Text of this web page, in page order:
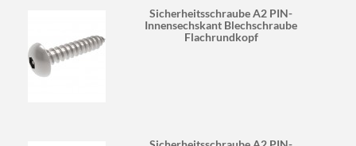
Sicherheitsschraube A2 PIN-
Innensechskant Blechschraube
Flachrundkopf